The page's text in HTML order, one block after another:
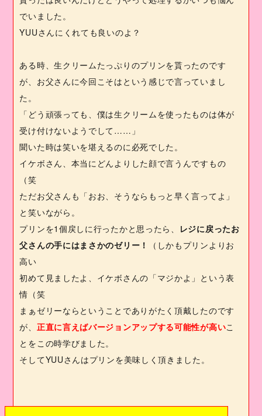
でいました。
YUUさんにくれても良いのよ？
ある時、生クリームたっぷりのプリンを貰ったのです
が、お父さんに今回こそはという感じで言っていまし
た。
「どう頑張っても、僕は生クリームを使ったものは体が
受け付けないようでして……」
聞いた時は笑いを堪えるのに必死でした。
イケボさん、本当にどんよりした顔で言うんですもの
（笑
ただお父さんも「おお、そうならもっと早く言ってよ」
と笑いながら。
プリンを1 個戻しに行ったかと思ったら、
レジに戻ったお
父さんの手にはまさかのゼリー！
（しかもプリンよりお
高い
初めて見ましたよ、イケボさんの「マジかよ」という表
情（笑
まぁゼリーならということでありがたく頂戴したのです
が、 正直に言えばバージョンアップする可能性が高いこ
とをこの時学びました。
そしてYUUさんはプリンを美味しく頂きました。